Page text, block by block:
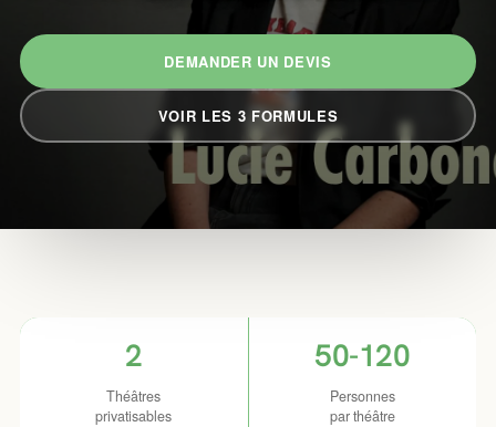
DEMANDER UN DEVIS
VOIR LES 3 FORMULES
2
Théâtres
privatisables
50-120
Personnes
par théâtre